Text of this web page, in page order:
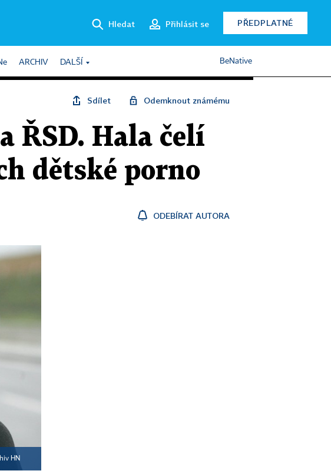
Hledat Přihlásit se PŘEDPLATNÉ
ARCHIV DALŠÍ BeNative
Sdílet Odemknout známému
ŘSD. Hala čelí
dětské porno
ODEBÍRAT AUTORA
HN